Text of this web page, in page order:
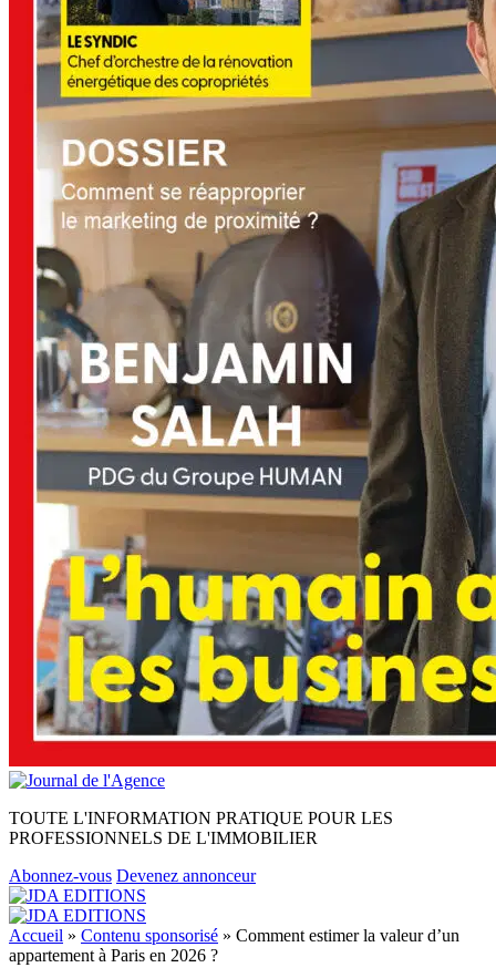
TOUTE L'INFORMATION PRATIQUE POUR LES
PROFESSIONNELS DE L'IMMOBILIER
Abonnez-vous Devenez annonceur
Accueil » Contenu sponsorisé » Comment estimer la valeur d’un
appartement à Paris en 2026 ?